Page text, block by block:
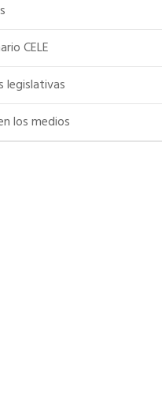
CELE
legislativas
los medios